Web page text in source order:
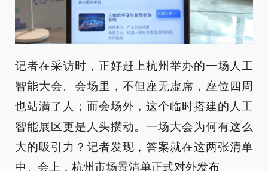
记者在采访时，正好赶上杭州举办的一场人工
智能大会。会场里，不但座无虚席，座位四周
也站满了人；而会场外，这个临时搭建的人工
智能展区更是人头攒动。一场大会为何有这么
大的吸引力？记者发现，答案就在这两张清单
中。会上，杭州市场景清单正式对外发布。